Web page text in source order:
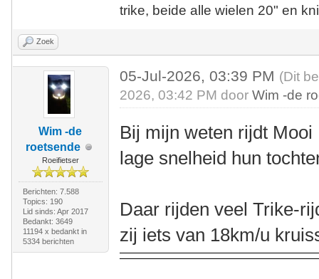
trike, beide alle wielen 20" en
Zoek
Wim -de
roetsende
Roeifietser
Berichten: 7.588
Topics: 190
Lid sinds: Apr 2017
Bedankt: 3649
11194 x bedankt in
5334 berichten
05-Jul-2026, 03:39 PM (Dit
2026, 03:42 PM doorWim -de
Bij mijn weten rijdt
lage snelheid hun
Daar rijden veel Trike-
zij iets van 18km/u